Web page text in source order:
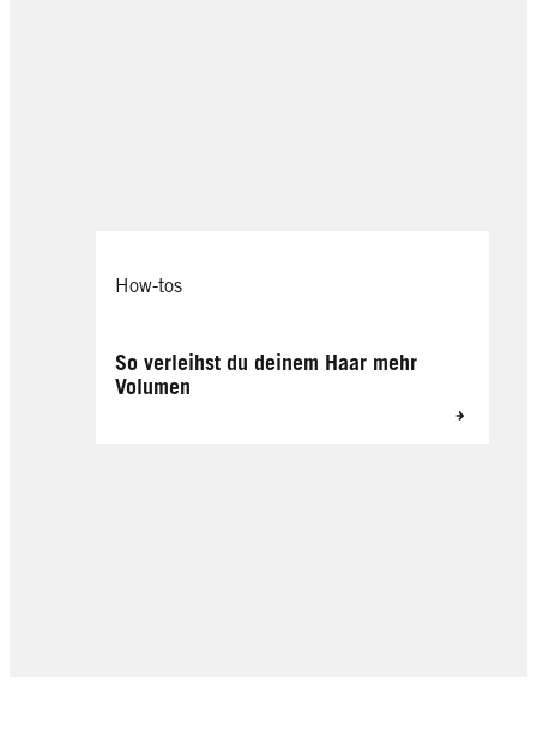
How-tos
So verleihst du deinem Haar mehr
Volumen